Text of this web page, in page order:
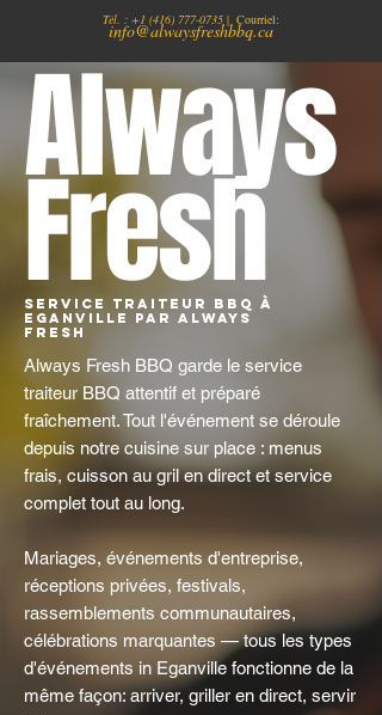
Tél. : +1 (416) 777-0735 | Courriel:
info@alwaysfreshbbq.ca
Always
Fresh
Service traiteur BBQ à
Eganville par Always
Fresh
Always Fresh BBQ garde le service
traiteur BBQ attentif et préparé
fraîchement. Tout l'événement se déroule
depuis notre cuisine sur place : menus
frais, cuisson au gril en direct et service
complet tout au long.
Mariages, événements d'entreprise,
réceptions privées, festivals,
rassemblements communautaires,
célébrations marquantes — tous les types
d'événements in Eganville fonctionne de la
même façon: arriver, griller en direct, servir